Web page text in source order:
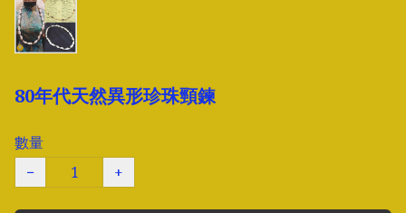
80年代天然異形珍珠頸鍊
數量
−
+